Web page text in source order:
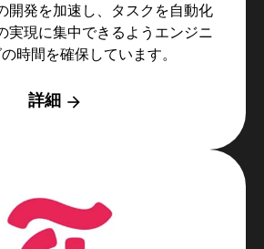
開発を加速し、タスクを自動化
実現に集中できるようエンジニ
時間を確保しています。
詳細 arrow_forward